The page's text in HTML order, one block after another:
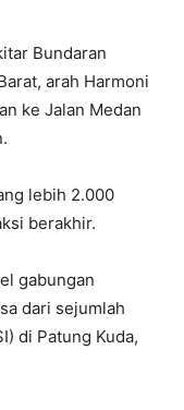
Bundaran
arah Harmoni
ke Jalan Medan
lebih 2.000
berakhir.
gabungan
dari sejumlah
di Patung Kuda,